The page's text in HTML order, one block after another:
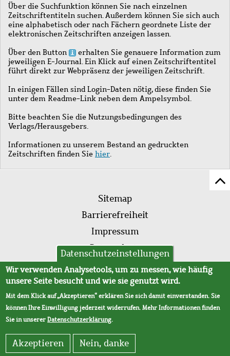
Über die Suchfunktion können Sie nach einzelnen
Zeitschriftentiteln suchen. Außerdem können Sie sich auch
eine alphabetisch oder nach Fächern geordnete Liste der
elektronischen Zeitschriften anzeigen lassen.
Über den Button
erhalten Sie genauere Information zum
jeweiligen E-Journal. Ein Klick auf einen Zeitschriftentitel
führt direkt zur Webpräsenz der jeweiligen Zeitschrift.
In einigen Fällen sind Login-Daten nötig, diese finden Sie
unter dem Readme-Link neben dem Ampelsymbol.
Bitte beachten Sie die Nutzungsbedingungen des
Verlags/Herausgebers.
Informationen zu unserem Bestand an gedruckten
Zeitschriften finden Sie hier.
Fußleistenmenü
Sitemap
Barrierefreiheit
Impressum
Datenschutz
AVB
Datenschutzeinstellungen
Wir verwenden Analysetools, um zu messen, wie häufig
unsere Seite besucht und wie sie genutzt wird.
Mit dem Klick auf „Akzeptieren“ erklären Sie sich damit einverstanden. Sie
können Ihre Einwilligung jederzeit widerrufen. Mehr Informationen finden
Sie in unsererDatenschutzerklärung.
Akzeptieren Nein, danke